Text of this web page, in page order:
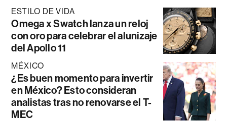
ESTILO DE VIDA
Omega x Swatch lanza un reloj
con oro para celebrar el alunizaje
del Apollo 11
MÉXICO
¿Es buen momento para invertir
en México? Esto consideran
analistas tras no renovarse el T-
MEC